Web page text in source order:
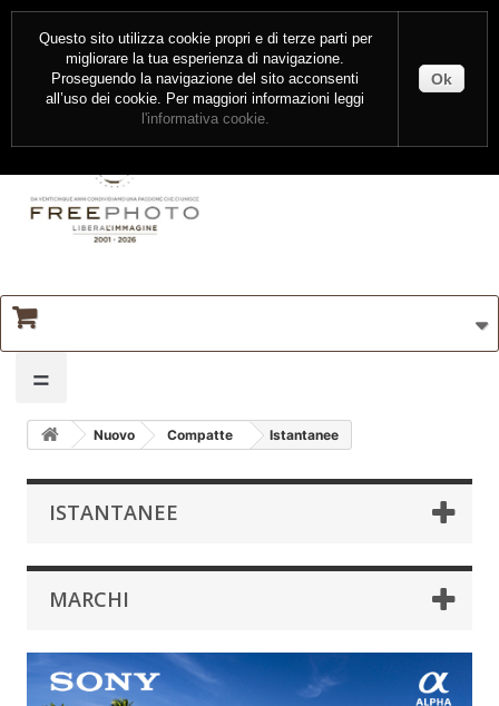
=
Nuovo Compatte Istantanee
ISTANTANEE
MARCHI
Questo sito utilizza cookie propri e di terze parti per
migliorare la tua esperienza di navigazione.
Proseguendo la navigazione del sito acconsenti
all’uso dei cookie. Per maggiori informazioni leggi
l'informativa cookie.
Ok